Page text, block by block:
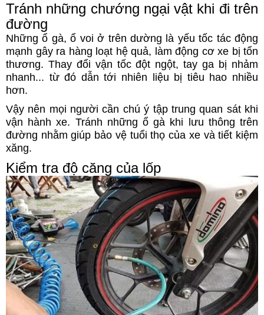
Tránh những chướng ngại vật khi đi trên
đường
Những ổ gà, ổ voi ở trên dường là yếu tốc tác động
mạnh gây ra hàng loạt hệ quả, làm động cơ xe bị tổn
thương. Thay đổi vận tốc đột ngột, tay ga bị nhảm
nhanh... từ đó dẫn tới nhiên liệu bị tiêu hao nhiều
hơn.
Vậy nên mọi người cần chú ý tập trung quan sát khi
vận hành xe. Tránh những ổ gà khi lưu thông trên
đường nhằm giúp bảo vệ tuổi thọ của xe và tiết kiệm
xăng.
Kiểm tra độ căng của lốp